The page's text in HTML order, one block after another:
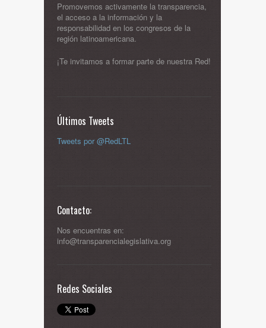
Promovemos activamente la transparencia,
el acceso a la información y la
responsabilidad en los congresos de la
región latinoamericana.
¡Te invitamos a formar parte de nuestra Red!
Últimos Tweets
Tweets por @RedLTL
Contacto:
Nos encuentras en:
info@transparencialegislativa.org
Redes Sociales